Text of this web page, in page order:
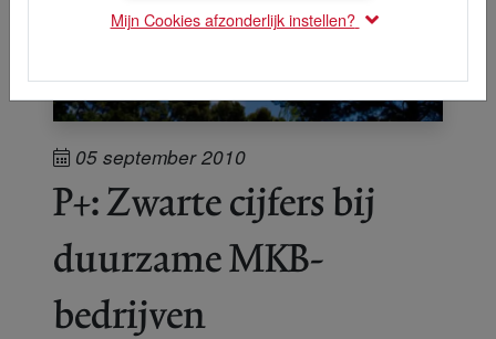
05 september 2010
P+: Zwarte cijfers bij
duurzame MKB-
bedrijven
Mijn Cookies afzonderlijk instellen?